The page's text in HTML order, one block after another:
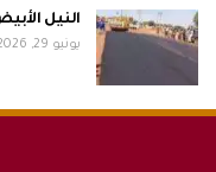
النيل
يونيو 29, 2026